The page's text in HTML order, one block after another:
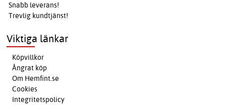
Snabb leverans!
Trevlig kundtjänst!
Viktiga länkar
Köpvillkor
Ångrat köp
Om Hemfint.se
Cookies
Integritetspolicy